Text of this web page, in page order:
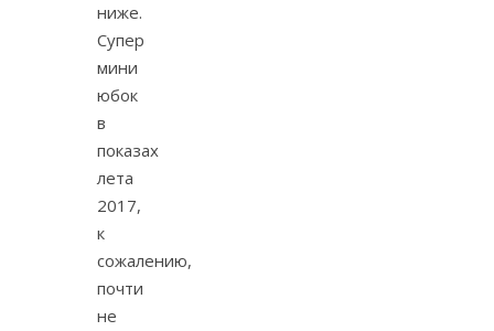
ниже.
Супер
мини
юбок
в
показах
лета
2017,
к
сожалению,
почти
не